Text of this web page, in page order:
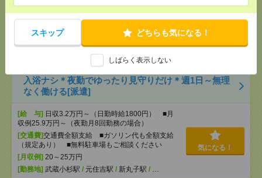
スキップ どちらも気になる！
しばらく表示しない
325,125円～ ■給与の前払いが可能な速払いサー
ビスあり
交通費支給あり
[月収例] 30万円～
気になる！
入浴ナシ＊夜勤でゆったり見守りだけ＊週1日～無理
なく働ける[派遣]
[給 与] 日収3.2万円～（日勤時給1800円） ■月
収例25.9万円～（夜勤月8回勤務の場合）
[交通費]交通費全額支給 ■ガソリン代も全額支給
（規定あり） ■無料駐車場もご相談ください
[月収例] 20～25万円
[勤務地] 武蔵小杉駅 / 元住吉駅 / 新丸子駅 / …
気になる！